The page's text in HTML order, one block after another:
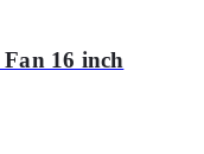
16 inch